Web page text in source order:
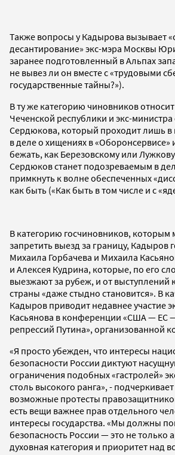
Также вопросы у Кадырова вызывает
десантирование» экс-мэра Москвы
заранее подготовленный в Альпах
не вывез ли он вместе с «трудовыми
государственные тайны?»).
В ту же категорию чиновников
Чеченской республики и экс-
Сердюкова, который проходит лишь в
в деле о хищениях в «Оборонсервисе»
бежать, как Березовскому или
Сердюков станет подозреваемым в
примкнуть к волне обеспеченных
как быть («Как быть в том числе и с
В категорию госчиновников,
запретить выезд за границу, Кадыров
Михаила Горбачева и Михаила
и Алексея Кудрина, которые, по его
выезжают за рубеж, и от выступлений
страны «даже стыдно становится». В
Кадыров приводит недавнее участие
Касьянова в конференции «США — ЕС
репрессий Путина», организованной
«Я просто убежден, что интересы
безопасности России диктуют
ограничения подобных «гастролей»
столь высокого ранга», -
возможные протесты
есть вещи важнее прав отдельного
интересы государства. «Мы должны
безопасность России — это не только
духовная категория и приоритет над